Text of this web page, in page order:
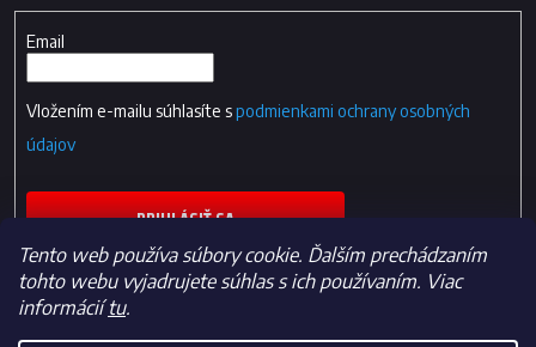
Tento web používa súbory cookie. Ďalším prechádzaním
tohto webu vyjadrujete súhlas s ich používaním. Viac
informáciítu.
Email
Vložením e-mailu súhlasíte spodmienkami ochrany osobných
údajov
PRIHLÁSIŤ SA